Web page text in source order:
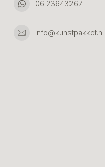
06 23643267
info@kunstpakket.nl